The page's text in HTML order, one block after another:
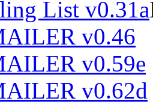
List v0.31a
v0.46
v0.59e
v0.62d